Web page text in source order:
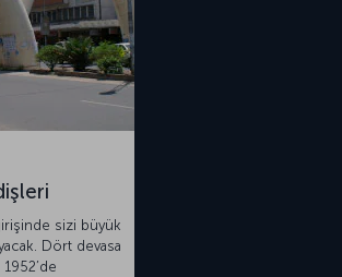
sizi büyük
Dört devasa